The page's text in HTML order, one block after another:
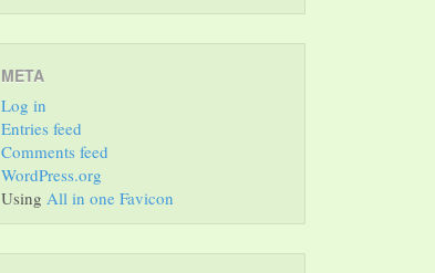
META
Log in
Entries feed
Comments feed
WordPress.org
Using All in one Favicon